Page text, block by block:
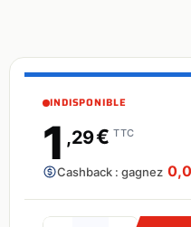
INDISPONIBLE
1 ,29€ TTC
Cashback : gagnez